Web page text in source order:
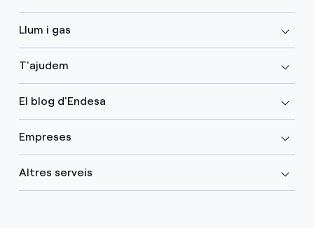
Llum i gas
T'ajudem
El blog d'Endesa
Empreses
Altres serveis